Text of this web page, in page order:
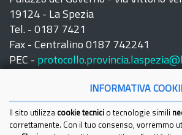
19124 - La Spezia
Tel. - 0187 7421
Fax - Centralino 0187 742241
PEC -
INFORMATIVA
Il sito utilizza cookie tecnici o tecnologie simili
correttamente. Con il tuo consenso, vorremmo